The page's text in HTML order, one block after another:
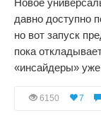
Новое
давно доступно
но вот запуск
пока
«инсайдеры» уже
6150 7